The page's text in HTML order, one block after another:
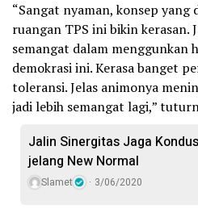
“Sangat nyaman, konsep
ruangan TPS ini bikin kerasan.
semangat dalam menggunkan
demokrasi ini. Kerasa banget
toleransi. Jelas animonya
jadi lebih semangat lagi,”
Jalin Sinergitas Jaga
jelang New Normal
Slamet 3/06/2020